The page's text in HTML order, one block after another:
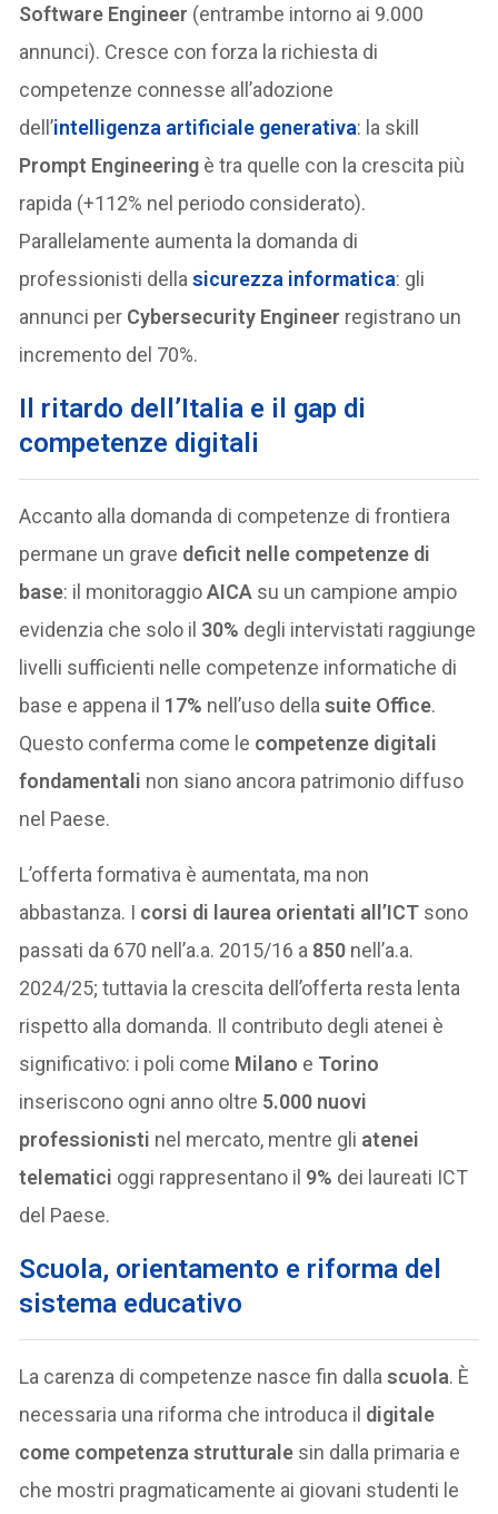
Software Engineer (entrambe intorno ai 9.000
annunci). Cresce con forza la richiesta di
competenze connesse all’adozione
dell’intelligenza artificiale generativa: la skill
Prompt Engineering è tra quelle con la crescita più
rapida (+112% nel periodo considerato).
Parallelamente aumenta la domanda di
professionisti dellasicurezza informatica: gli
annunci per Cybersecurity Engineer registrano un
incremento del 70%.
Il ritardo dell’Italia e il gap di
competenze digitali
Accanto alla domanda di competenze di frontiera
permane un grave deficit nelle competenze di
base: il monitoraggioAICA su un campione ampio
evidenzia che solo il 30% degli intervistati raggiunge
livelli sufficienti nelle competenze informatiche di
base e appena il 17% nell’uso dellasuite Office.
Questo conferma come le competenze digitali
fondamentali non siano ancora patrimonio diffuso
nel Paese.
L’offerta formativa è aumentata, ma non
abbastanza. I corsi di laurea orientati all’ICT sono
passati da 670 nell’a.a. 2015/16 a 850 nell’a.a.
2024/25; tuttavia la crescita dell’offerta resta lenta
rispetto alla domanda. Il contributo degli atenei è
significativo: i poli come Milano e Torino
inseriscono ogni anno oltre 5.000 nuovi
professionisti nel mercato, mentre gli atenei
telematici oggi rappresentano il 9% dei laureati ICT
del Paese.
Scuola, orientamento e riforma del
sistema educativo
La carenza di competenze nasce fin dallascuola. È
necessaria una riforma che introduca il digitale
come competenza strutturale sin dalla primaria e
che mostri pragmaticamente ai giovani studenti le